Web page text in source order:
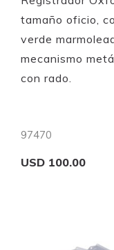
tamaño oficio,
verde
mecanismo
con rado.
97470
USD 100.00